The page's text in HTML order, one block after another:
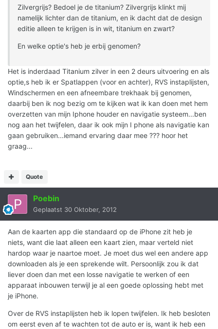
Zilvergrijs? Bedoel je de titanium? Zilvergrijs klinkt mij
namelijk lichter dan de titanium, en ik dacht dat de design
editie alleen te krijgen is in wit, titanium en zwart?
En welke optie's heb je erbij genomen?
Het is inderdaad Titanium zilver in een 2 deurs uitvoering en als
optie,s heb ik er Spatlappen (voor en achter), RVS instaplijsten,
Windschermen en een afneembare trekhaak bij genomen,
daarbij ben ik nog bezig om te kijken wat ik kan doen met hem
overzetten van mijn Iphone houder en navigatie systeem...ben
nog aan het twijfelen, daar ik ook mijn I phone als navigatie kan
gaan gebruiken...iemand ervaring daar mee ??? hoor het
graag...
Quote
Poebin
Geplaatst 30 Oktober, 2012
Aan de kaarten app die standaard op de iPhone zit heb je
niets, want die laat alleen een kaart zien, maar verteld niet
hardop waar je naartoe moet. Je moet dus wel een andere app
downloaden als je een sprekende wilt. Persoonlijk zou ik dat
liever doen dan met een losse navigatie te werken of een
apparaat inbouwen terwijl je al een goede oplossing hebt met
je iPhone.
Over de RVS instaplijsten heb ik lopen twijfelen. Ik heb besloten
om eerst even af te wachten tot de auto er is, want ik heb een